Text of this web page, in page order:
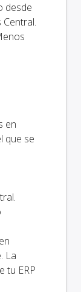
desde
en
que se
La
tu ERP